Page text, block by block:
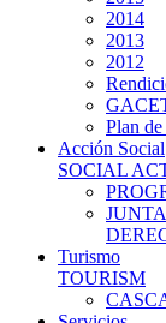
2014
2013
2012
Plan
Acción Social
SOCIAL
Turismo
TOURISM